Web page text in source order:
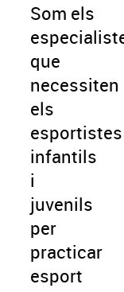
Som els
que
necessiten
els
esportistes
infantils
i
juvenils
per
practicar
esport